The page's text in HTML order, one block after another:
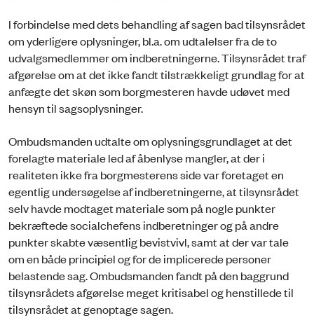
I forbindelse med dets behandling af sagen bad tilsynsrådet
om yderligere oplysninger, bl.a. om udtalelser fra de to
udvalgsmedlemmer om indberetningerne. Tilsynsrådet traf
afgørelse om at det ikke fandt tilstrækkeligt grundlag for at
anfægte det skøn som borgmesteren havde udøvet med
hensyn til sagsoplysninger.
Ombudsmanden udtalte om oplysningsgrundlaget at det
forelagte materiale led af åbenlyse mangler, at der i
realiteten ikke fra borgmesterens side var foretaget en
egentlig undersøgelse af indberetningerne, at tilsynsrådet
selv havde modtaget materiale som på nogle punkter
bekræftede socialchefens indberetninger og på andre
punkter skabte væsentlig bevistvivl, samt at der var tale
om en både principiel og for de implicerede personer
belastende sag. Ombudsmanden fandt på den baggrund
tilsynsrådets afgørelse meget kritisabel og henstillede til
tilsynsrådet at genoptage sagen.